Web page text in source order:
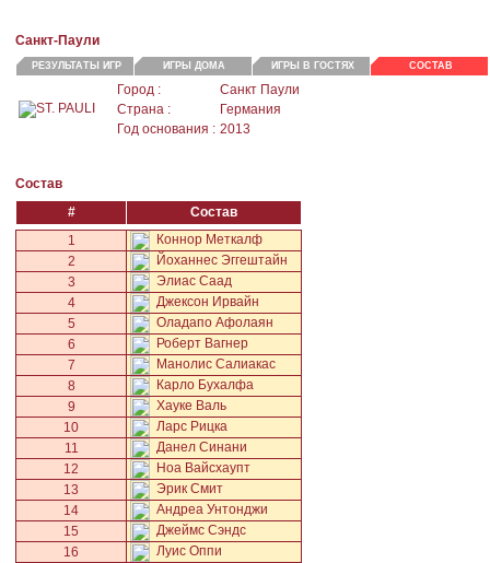
Санкт-Паули
РЕЗУЛЬТАТЫ ИГР ИГРЫ ДОМА ИГРЫ В ГОСТЯХ СОСТАВ
Город :
Санкт Паули
Страна :
Германия
Год основания : 2013
Состав
#
Состав
1
Коннор Меткалф
2
Йоханнес Эггештайн
3
Элиас Саад
4
Джексон Ирвайн
5
Оладапо Афолаян
6
Роберт Вагнер
7
Манолис Салиакас
8
Карло Бухалфа
9
Хауке Валь
10
Ларс Рицка
11
Данел Синани
12
Ноа Вайсхаупт
13
Эрик Смит
14
Андреа Унтонджи
15
Джеймс Сэндс
16
Луис Оппи